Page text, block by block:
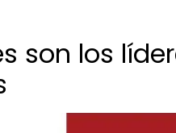
son los